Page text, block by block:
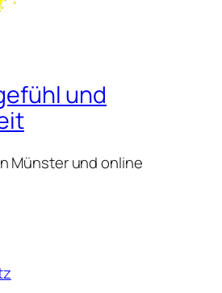
und
Münster und online